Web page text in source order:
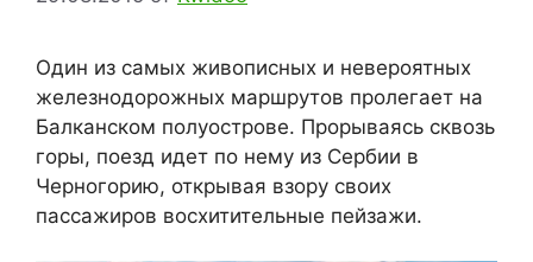
Один из самых живописных и невероятных
железнодорожных маршрутов пролегает на
Балканском полуострове. Прорываясь сквозь
горы, поезд идет по нему из Сербии в
Черногорию, открывая взору своих
пассажиров восхитительные пейзажи.